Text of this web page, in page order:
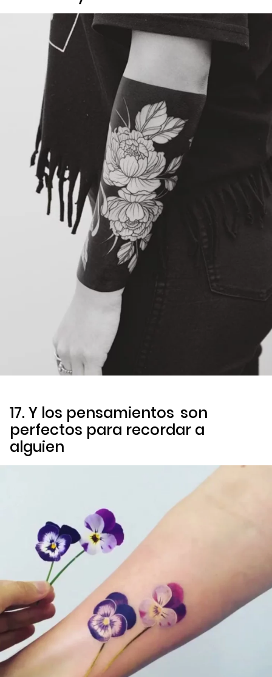
17. Y los pensamientos son
perfectos para recordar a
alguien